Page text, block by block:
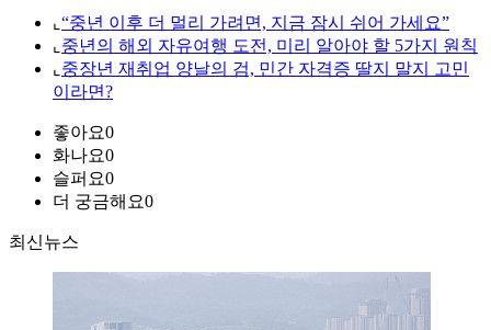
⌞ “중년 이후 더 멀리 가려면, 지금 잠시 쉬어 가세요”
⌞ 중년의 해외 자유여행 도전, 미리 알아야 할 5가지 원칙
⌞ 중장년 재취업 양날의 검, 민간 자격증 딸지 말지 고민
이라면?
좋아요0
화나요0
슬퍼요0
더 궁금해요0
최신뉴스